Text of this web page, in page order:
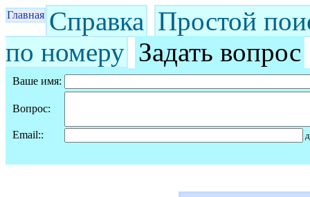
Главная Справка Простой
по номеру Задать вопрос
Ваше имя:
Вопрос:
Email::